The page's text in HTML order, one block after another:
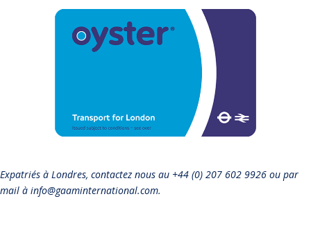
Expatriés à Londres, contactez nous au +44 (0) 207 602 9926 ou par
mail à info@gaaminternational.com.